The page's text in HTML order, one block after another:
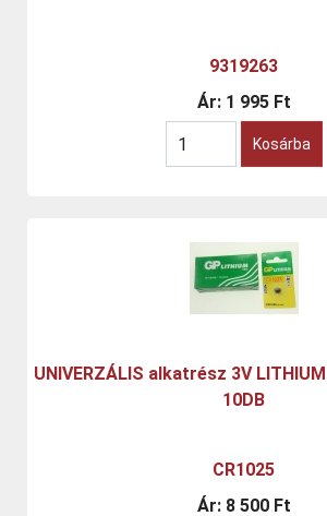
9319263
Ár: 1 995 Ft
Kosárba
UNIVERZÁLIS alkatrész 3V LITHIUM
10DB
CR1025
Ár: 8 500 Ft